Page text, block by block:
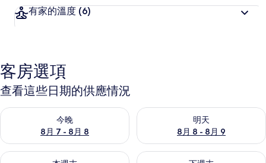
有家的溫度 (6)
客房選項
查看這些日期的供應情況
今晚
8月 7 - 8月 8
查看今晚 (8月 7 - 8月 8) 的供應情況
明天
8月 8 - 8月 9
查看明天 (8月 8 - 8月 9) 的供
查看本週末 (8月 7 - 8月 9) 的供應情況查看下週末 (8月 14 - 8月 16)